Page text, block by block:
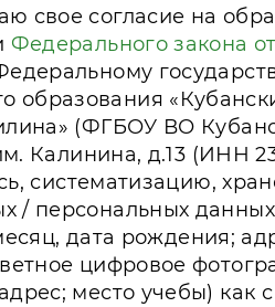
согласие на
Федерального закона
(ФГБОУ ВО
Калинина, д.13 (ИНН
систематизацию,
/ персональных
дата рождения;
цифровое
место учебы) как